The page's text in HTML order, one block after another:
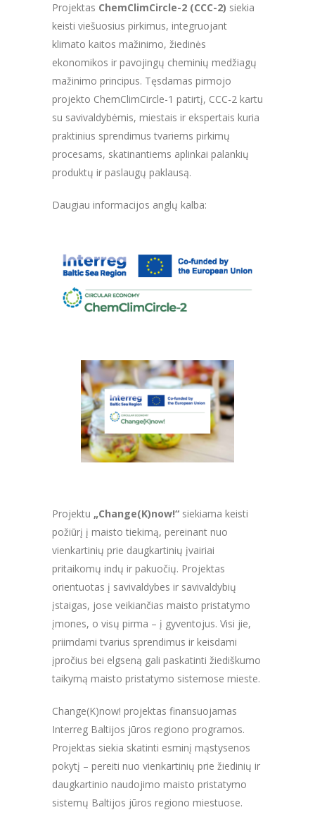
Projektas ChemClimCircle-2 (CCC-2) siekia
keisti viešuosius pirkimus, integruojant
klimato kaitos mažinimo, žiedinės
ekonomikos ir pavojingų cheminių medžiagų
mažinimo principus. Tęsdamas pirmojo
projekto ChemClimCircle-1 patirtį, CCC-2 kartu
su savivaldybėmis, miestais ir ekspertais kuria
praktinius sprendimus tvariems pirkimų
procesams, skatinantiems aplinkai palankių
produktų ir paslaugų paklausą.
Daugiau informacijos anglų kalba:
Projektu „Change(K)now!“ siekiama keisti
požiūrį į maisto tiekimą, pereinant nuo
vienkartinių prie daugkartinių įvairiai
pritaikomų indų ir pakuočių. Projektas
orientuotas į savivaldybes ir savivaldybių
įstaigas, jose veikiančias maisto pristatymo
įmones, o visų pirma – į gyventojus. Visi jie,
priimdami tvarius sprendimus ir keisdami
įpročius bei elgseną gali paskatinti žiediškumo
taikymą maisto pristatymo sistemose mieste.
Change(K)now! projektas finansuojamas
Interreg Baltijos jūros regiono programos.
Projektas siekia skatinti esminį mąstysenos
pokytį – pereiti nuo vienkartinių prie žiedinių ir
daugkartinio naudojimo maisto pristatymo
sistemų Baltijos jūros regiono miestuose.